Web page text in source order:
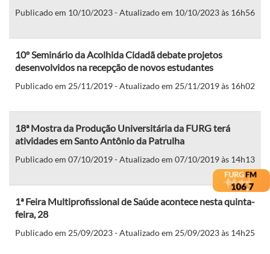
Publicado em 10/10/2023 - Atualizado em 10/10/2023 às 16h56
10º Seminário da Acolhida Cidadã debate projetos
desenvolvidos na recepção de novos estudantes
Publicado em 25/11/2019 - Atualizado em 25/11/2019 às 16h02
18ª Mostra da Produção Universitária da FURG terá
atividades em Santo Antônio da Patrulha
Publicado em 07/10/2019 - Atualizado em 07/10/2019 às 14h13
1ª Feira Multiprofissional de Saúde acontece nesta quinta-
feira, 28
Publicado em 25/09/2023 - Atualizado em 25/09/2023 às 14h25